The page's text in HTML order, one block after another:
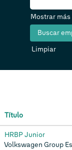
Mostrar
Limpiar
Título
HRBP Junior
Volkswagen Group